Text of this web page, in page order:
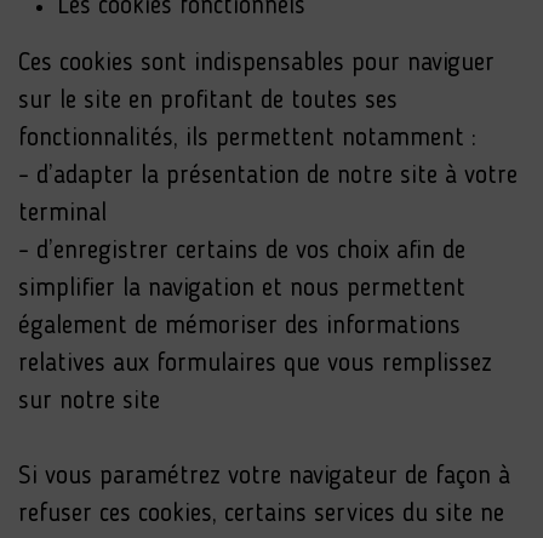
Les cookies fonctionnels
Ces cookies sont indispensables pour naviguer
sur le site en profitant de toutes ses
fonctionnalités, ils permettent notamment :
– d’adapter la présentation de notre site à votre
terminal
– d’enregistrer certains de vos choix afin de
simplifier la navigation et nous permettent
également de mémoriser des informations
relatives aux formulaires que vous remplissez
sur notre site
Si vous paramétrez votre navigateur de façon à
refuser ces cookies, certains services du site ne